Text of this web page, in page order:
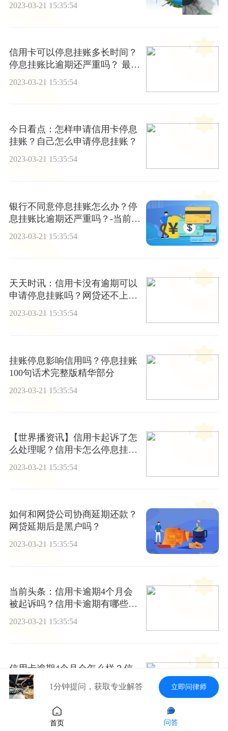
2023-03-21 15:35:54
信用卡可以停息挂账多长时间？
停息挂账比逾期还严重吗？ 最新
消息
2023-03-21 15:35:54
今日看点：怎样申请信用卡停息
挂账？自己怎么申请停息挂账？
2023-03-21 15:35:54
银行不同意停息挂账怎么办？停
息挂账比逾期还严重吗？-当前资
2023-03-21 15:35:54
天天时讯：信用卡没有逾期可以
申请停息挂账吗？网贷还不上可
以申请停息挂账吗？
2023-03-21 15:35:54
挂账停息影响信用吗？停息挂账
100句话术完整版精华部分
2023-03-21 15:35:54
【世界播资讯】信用卡起诉了怎
么处理呢？信用卡怎么停息挂
2023-03-21 15:35:54
如何和网贷公司协商延期还款？
网贷延期后是黑户吗？
2023-03-21 15:35:54
当前头条：信用卡逾期4个月会
被起诉吗？信用卡逾期有哪些不
2023-03-21 15:35:54
信用卡逾期4个月会怎么样？信
用卡逾期会被起诉吗？-每日精选
2023-03-21 15:35:54
1分钟提问，获取专业解答 立即问律师
首页 问答